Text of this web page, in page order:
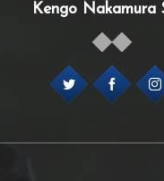
Kengo Nakamura